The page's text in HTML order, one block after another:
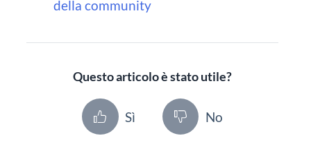
della community
Questo articolo è stato utile?
Sì No